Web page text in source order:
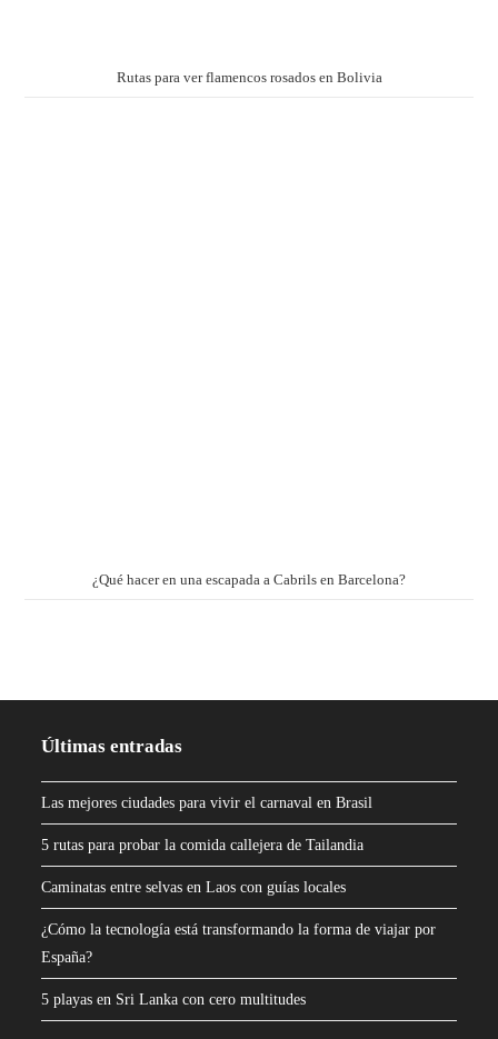
Rutas para ver flamencos rosados en Bolivia
¿Qué hacer en una escapada a Cabrils en Barcelona?
Últimas entradas
Las mejores ciudades para vivir el carnaval en Brasil
5 rutas para probar la comida callejera de Tailandia
Caminatas entre selvas en Laos con guías locales
¿Cómo la tecnología está transformando la forma de viajar por
España?
5 playas en Sri Lanka con cero multitudes